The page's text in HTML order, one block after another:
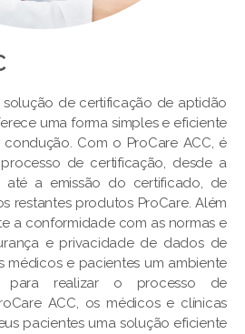
solução de certificação de aptidão
uma forma simples e eficiente
Com o ProCare ACC, é
de certificação, desde a
até a emissão do certificado, de
restantes produtos ProCare. Além
a conformidade com as normas e
e privacidade de dados de
médicos e pacientes um ambiente
para realizar o processo de
ACC, os médicos e clínicas
pacientes uma solução eficiente